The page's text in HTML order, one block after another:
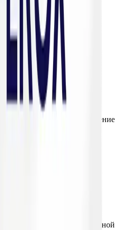
100555
AT-4
AWT
Китай
13 кг
0.02 м³
Осветление
0,3–0,7 / 0,7–1,5 мм
60 °C
5,5–9 (при pH<7 удаление
исходной или очищенной